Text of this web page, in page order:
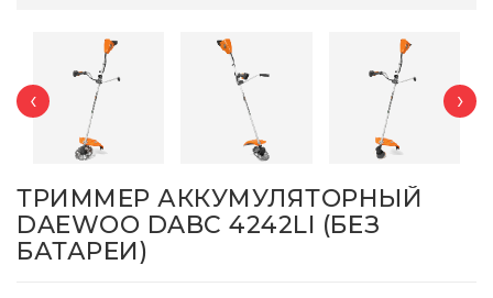
‹ ›
ТРИММЕР АККУМУЛЯТОРНЫЙ
DAEWOO DABC 4242LI (БЕЗ
БАТАРЕИ)